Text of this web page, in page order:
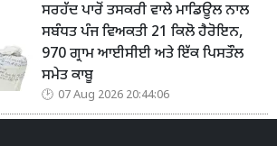
ਸਰਹੱਦ ਪਾਰੋਂ ਤਸਕਰੀ ਵਾਲੇ ਮਾਡਿਊਲ ਨਾਲ
ਸਬੰਧਤ ਪੰਜ ਵਿਅਕਤੀ 21 ਕਿਲੋ ਹੈਰੋਇਨ,
970 ਗ੍ਰਾਮ ਆਈਸੀਈ ਅਤੇ ਇੱਕ ਪਿਸਤੌਲ
ਸਮੇਤ ਕਾਬੂ
07 Aug 2026 20:44:06